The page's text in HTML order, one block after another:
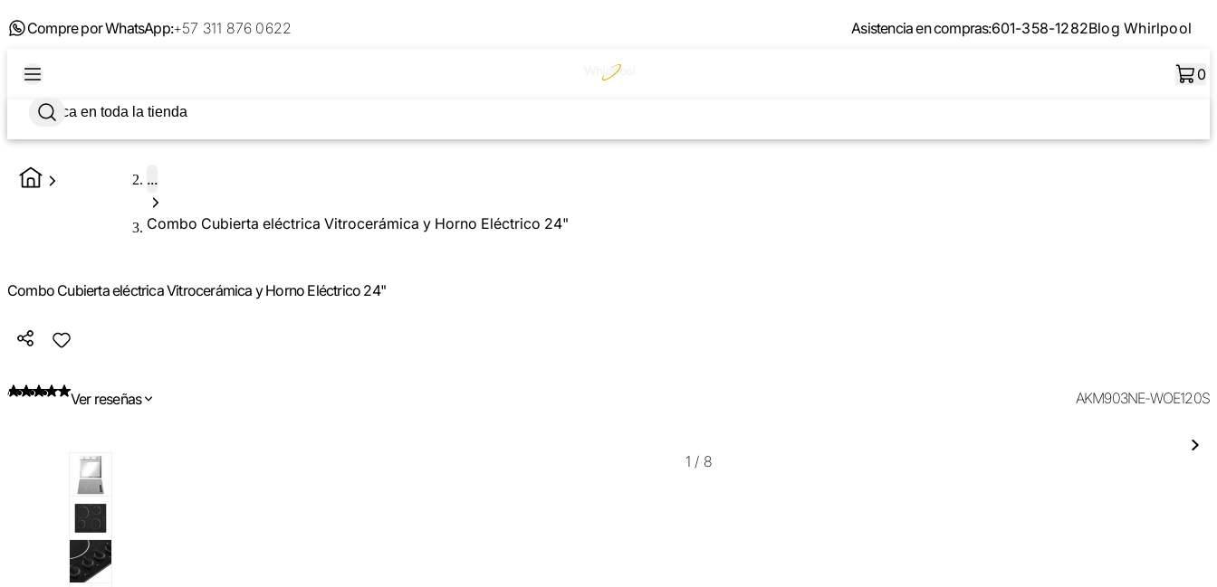
Compre por WhatsApp:+57 311 876 0622 Asistencia en compras:601-358-1282Blog Whirlpool
0
...
Combo Cubierta eléctrica Vitrocerámica y Horno Eléctrico 24"
Combo Cubierta eléctrica Vitrocerámica y Horno Eléctrico 24"
Ver reseñas AKM903NE-WOE120S
1 / 8